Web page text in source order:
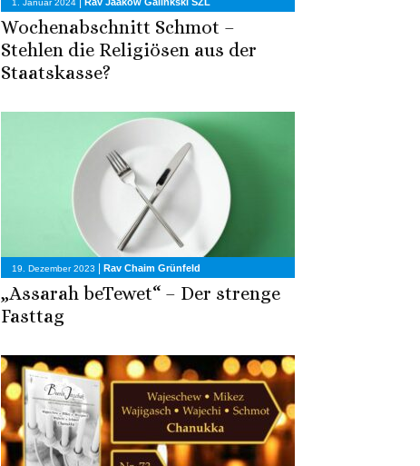
Wochenabschnitt Schmot –
Stehlen die Religiösen aus der
Staatskasse?
19. Dezember 2023 | Rav Chaim Grünfeld
„Assarah beTewet“ – Der strenge
Fasttag